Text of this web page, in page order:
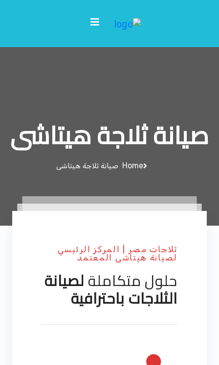
صيانة ثلاجة هيتاشى
Home صيانة ثلاجة هيتاشى
ثلاجات مصر | المركز الرئيسي
لصيانة هيتاشى المعتمد
حلول متكاملةلصيانة
الثلاجات باحترافية